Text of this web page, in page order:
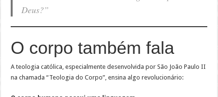
Deus?”
O corpo também fala
A teologia católica, especialmente desenvolvida por São João Paulo II
na chamada “Teologia do Corpo”, ensina algo revolucionário: